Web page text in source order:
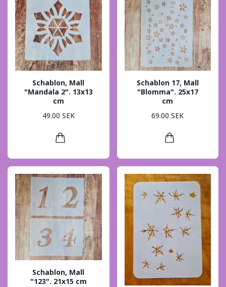
Schablon, Mall
"Mandala 2". 13x13
cm
49.00 SEK
Schablon 17, Mall
"Blomma". 25x17
cm
69.00 SEK
Schablon, Mall
"123". 21x15 cm